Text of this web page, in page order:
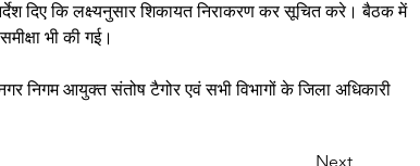
दिए कि लक्ष्यनुसार शिकायत निराकरण कर सूचित करे। बैठक में
भी की गई।
निगम आयुक्त संतोष टैगोर एवं सभी विभागों के जिला अधिकारी
Next